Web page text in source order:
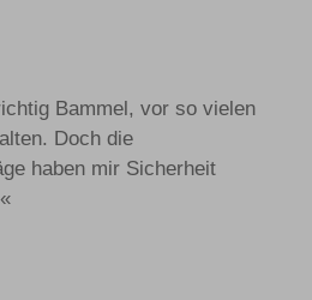
Bammel, vor so vielen
Doch die
haben mir Sicherheit